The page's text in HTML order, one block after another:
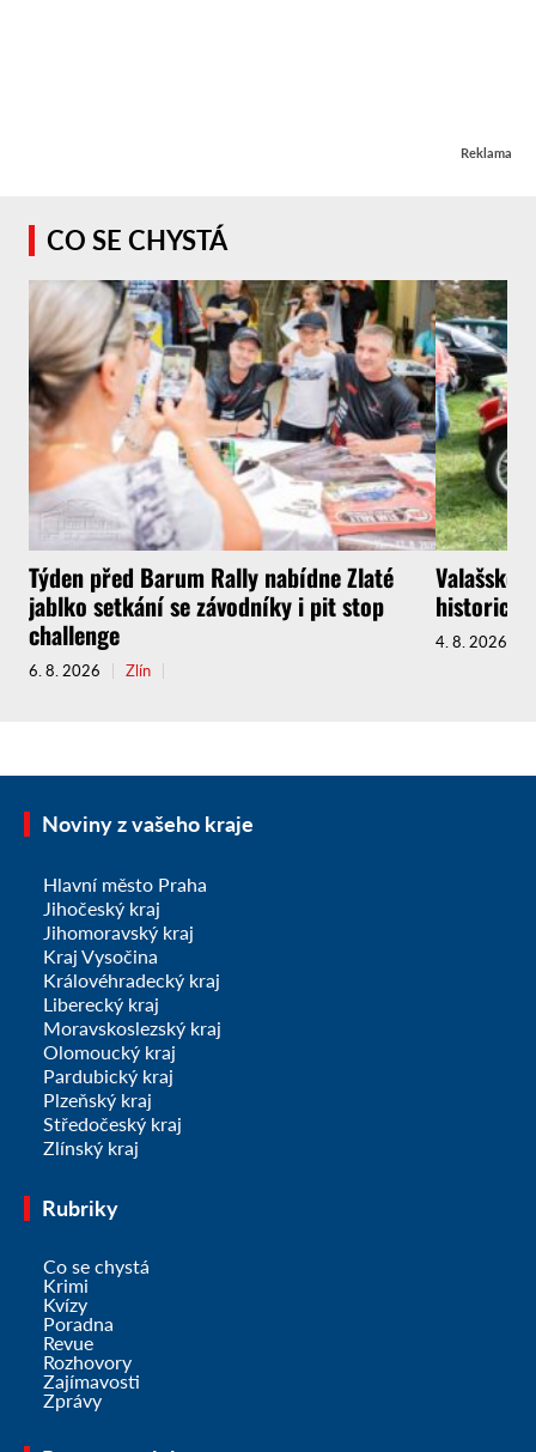
Reklama
CO SE CHYSTÁ
Týden před Barum Rally nabídne Zlaté
jablko setkání se závodníky i pit stop
challenge
6. 8. 2026 Zlín
Valašské
4. 8. 2026
Noviny z vašeho kraje
Hlavní město Praha
Jihočeský kraj
Jihomoravský kraj
Kraj Vysočina
Královéhradecký kraj
Liberecký kraj
Moravskoslezský kraj
Olomoucký kraj
Pardubický kraj
Plzeňský kraj
Středočeský kraj
Zlínský kraj
Rubriky
Co se chystá
Krimi
Kvízy
Poradna
Revue
Rozhovory
Zajímavosti
Zprávy